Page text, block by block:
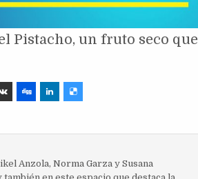
Pistacho, un fruto seco que
Anzola, Norma Garza y Susana